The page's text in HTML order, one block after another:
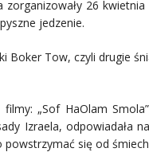
zorganizowały 26
jedzenie.
Boker Tow, czyli drugie
„Sof HaOlam
Izraela, odpowiadała
się od